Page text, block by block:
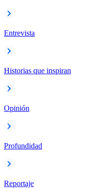
Entrevista
Historias que inspiran
Opinión
Profundidad
Reportaje